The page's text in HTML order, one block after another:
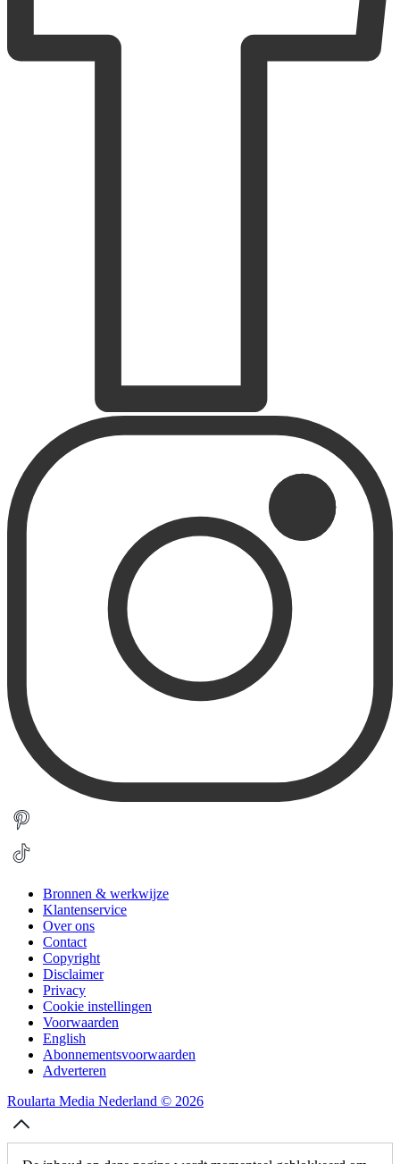
Bronnen & werkwijze
Klantenservice
Over ons
Contact
Copyright
Disclaimer
Privacy
Cookie instellingen
Voorwaarden
English
Abonnementsvoorwaarden
Adverteren
Roularta Media Nederland © 2026